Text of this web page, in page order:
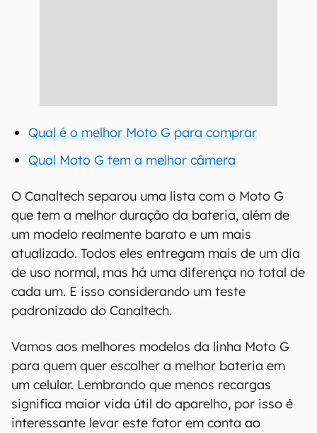
Qual é o melhor Moto G para comprar
Qual Moto G tem a melhor câmera
O Canaltech separou uma lista com o Moto G
que tem a melhor duração da bateria, além de
um modelo realmente barato e um mais
atualizado. Todos eles entregam mais de um dia
de uso normal, mas há uma diferença no total de
cada um. E isso considerando um teste
padronizado do Canaltech.
Vamos aos melhores modelos da linha Moto G
para quem quer escolher a melhor bateria em
um celular. Lembrando que menos recargas
significa maior vida útil do aparelho, por isso é
interessante levar este fator em conta ao